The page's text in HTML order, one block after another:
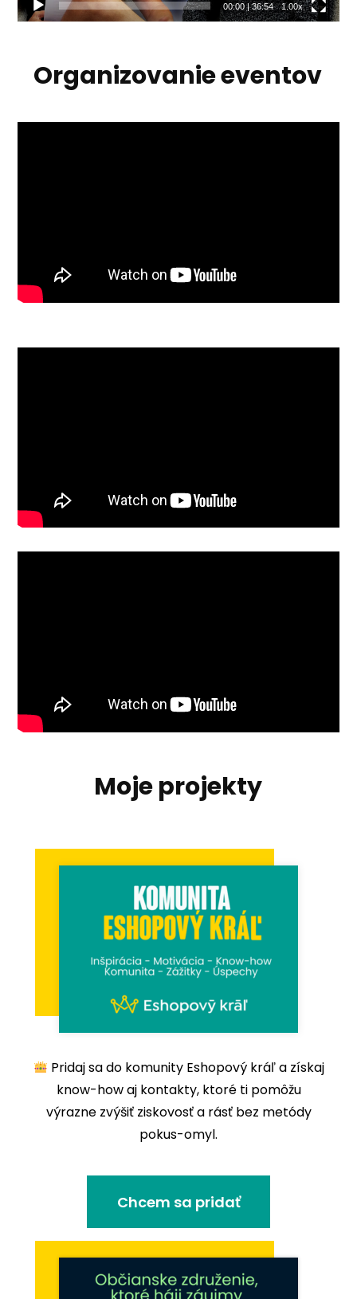
00:00|36:54 1.00x
Organizovanie eventov
Moje projekty
Pridaj sa do komunity Eshopový kráľ a získaj
know-how aj kontakty, ktoré ti pomôžu
výrazne zvýšiť ziskovosť a rásť bez metódy
pokus-omyl.
Chcem sa pridať